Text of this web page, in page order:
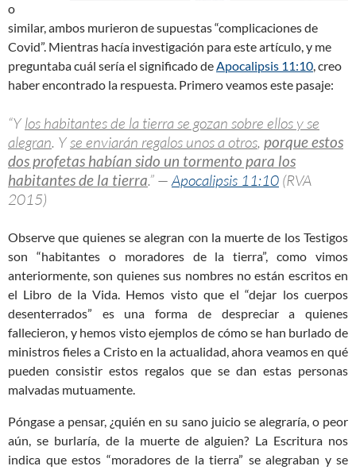
o
similar, ambos murieron de supuestas “complicaciones de
Covid”. Mientras hacía investigación para este artículo, y me
preguntaba cuál sería el significado deApocalipsis 11:10, creo
haber encontrado la respuesta. Primero veamos este pasaje:
“Y los habitantes de la tierra se gozan sobre ellos y se
alegran. Yse enviarán regalos unos a otros, porque estos
dos profetas habían sido un tormento para los
habitantes de la tierra.” —Apocalipsis 11:10 (RVA
2015)
Observe que quienes se alegran con la muerte de los Testigos
son “habitantes o moradores de la tierra”, como vimos
anteriormente, son quienes sus nombres no están escritos en
el Libro de la Vida. Hemos visto que el “dejar los cuerpos
desenterrados” es una forma de despreciar a quienes
fallecieron, y hemos visto ejemplos de cómo se han burlado de
ministros fieles a Cristo en la actualidad, ahora veamos en qué
pueden consistir estos regalos que se dan estas personas
malvadas mutuamente.
Póngase a pensar, ¿quién en su sano juicio se alegraría, o peor
aún, se burlaría, de la muerte de alguien? La Escritura nos
indica que estos “moradores de la tierra” se alegraban y se